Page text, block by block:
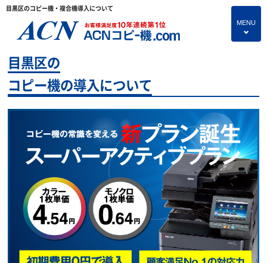
目黒区のコピー機・複合機導入について
MENU
4
プランのご紹介
保守サービス
コピー機あれこれ
コピー機に関すること
よくあるご質問
独立・開業支援プラン
お問い合わせ
目黒区の
コピー機の導入について